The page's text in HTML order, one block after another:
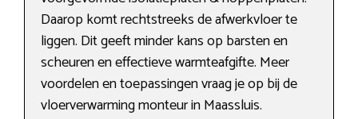
Daarop komt rechtstreeks de afwerkvloer te
liggen. Dit geeft minder kans op barsten en
scheuren en effectieve warmteafgifte. Meer
voordelen en toepassingen vraag je op bij de
vloerverwarming monteur in Maassluis.